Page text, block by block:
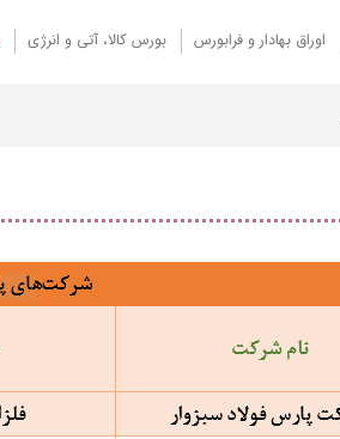
اوراق بهادار و فرابورس بورس کالا، آتی و انرژی